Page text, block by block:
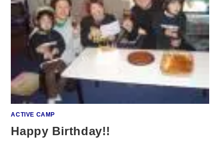
ACTIVE CAMP
Happy Birthday!!